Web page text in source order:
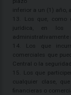
inferior a un (1) año,
13. Los que, como
jurídica, en los
administrativamente
14. Los que
comerciales que
Central o la
15. Los que
cualquier clase,
financieras o